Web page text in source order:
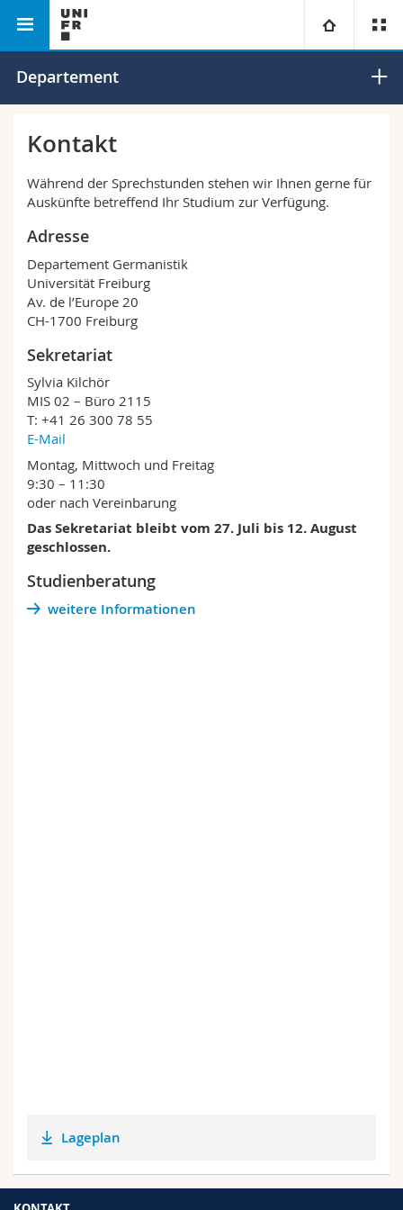
Universität
Universität
Weiterbildung
Wirtschafts- und Sozialwissenschaftliche Fak.
Philosophische Fak.
Fak. für Erziehungs- und Bildungswissenschaften
Math.-Nat. und Med. Fak.
Interfakultär
Studierende
Medien
Mitarbeitende
Doktorierende
Personenverzeichnis
Ortsplan
Webmail
Vorlesungsverzeichnis
Philosophische Fakultät Departement für Germanistik
Departement
Kontakt
Während der Sprechstunden stehen wir Ihnen gerne für
Auskünfte betreffend Ihr Studium zur Verfügung.
Adresse
Departement Germanistik
Universität Freiburg
Av. de l’Europe 20
CH-1700 Freiburg
Sekretariat
Sylvia Kilchör
MIS 02 – Büro 2115
T: +41 26 300 78 55
E-Mail
Montag, Mittwoch und Freitag
9:30 – 11:30
oder nach Vereinbarung
Das Sekretariat bleibt vom 27. Juli bis 12. August
geschlossen.
Studienberatung
weitere Informationen
Lageplan